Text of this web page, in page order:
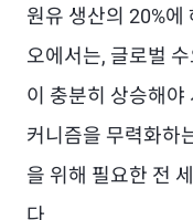
원유 생산의 20%에
오에서는, 글로벌
이 충분히 상승해야
커니즘을 무력화하
을 위해 필요한 전
다.